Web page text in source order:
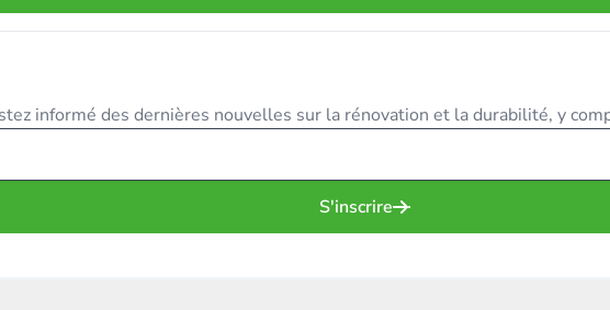
informé des dernières nouvelles sur la rénovation et la durabilité, y
S'inscrire